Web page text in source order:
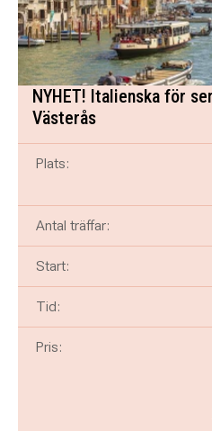
NYHET! Italienska för
Västerås
Plats:
Antal träffar:
Start:
Tid:
Pris: